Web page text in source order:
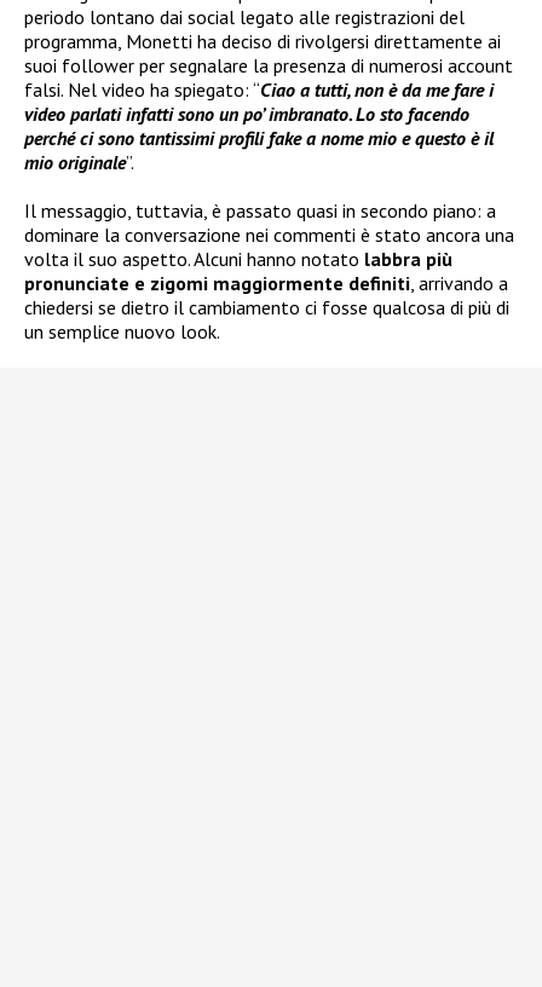
periodo lontano dai social legato alle registrazioni del
programma, Monetti ha deciso di rivolgersi direttamente ai
suoi follower per segnalare la presenza di numerosi account
falsi. Nel video ha spiegato: “Ciao a tutti, non è da me fare i
video parlati infatti sono un po’ imbranato. Lo sto facendo
perché ci sono tantissimi profili fake a nome mio e questo è il
mio originale”.
Il messaggio, tuttavia, è passato quasi in secondo piano: a
dominare la conversazione nei commenti è stato ancora una
volta il suo aspetto. Alcuni hanno notato labbra più
pronunciate e zigomi maggiormente definiti, arrivando a
chiedersi se dietro il cambiamento ci fosse qualcosa di più di
un semplice nuovo look.